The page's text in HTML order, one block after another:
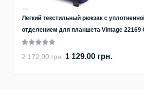
Легкий текстильный рюкзак с
отделением для планшета Vintage 22169
2 172.00 грн. 1 129.00 грн.